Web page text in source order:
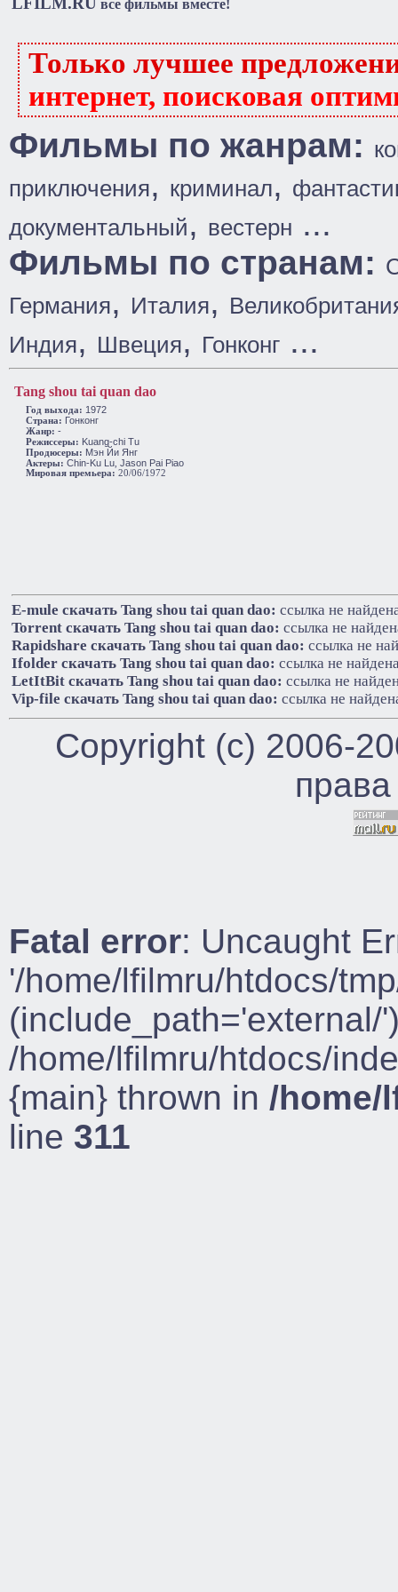
все фильмы вместе!
Только лучшее
интернет, поисковая
Фильмы по жанрам:
приключения, криминал,
документальный, вестерн ...
Фильмы по странам:
Германия, Италия,
Индия, Швеция, Гонконг ...
Tang shou tai quan dao
Год выхода: 1972
Cтрана: Гонконг
Жанр: -
Режиссеры: Kuang-chi Tu
Продюсеры: Мэн Йи Янг
Актеры: Chin-Ku Lu Jason Pai Piao
Мировая премьера: 20/06/1972
E-mule cкачать Tang shou tai quan dao: ссылка не
Torrent cкачать Tang shou tai quan dao: ссылка не
Rapidshare cкачать Tang shou tai quan dao: ссылка не
Ifolder cкачать Tang shou tai quan dao: ссылка не
LetItBit cкачать Tang shou tai quan dao: ссылка не
Vip-file cкачать Tang shou tai quan dao: ссылка не
Copyright (c) 2006-
Fatal error: Uncaught
'/home/lfilmru/htdocs/
(include_path='external/
/home/lfilmru/htdocs/
{main} thrown in /home/
line 311